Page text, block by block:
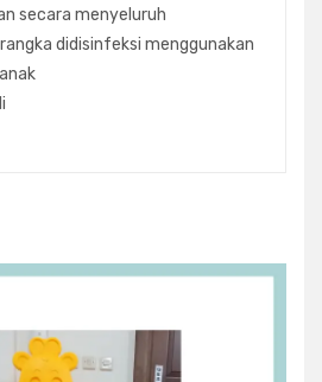
secara menyeluruh
didisinfeksi menggunakan